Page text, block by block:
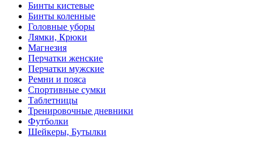
Бинты кистевые
Бинты коленные
Головные уборы
Лямки, Крюки
Магнезия
Перчатки женские
Перчатки мужские
Ремни и пояса
Спортивные сумки
Таблетницы
Тренировочные дневники
Футболки
Шейкеры, Бутылки